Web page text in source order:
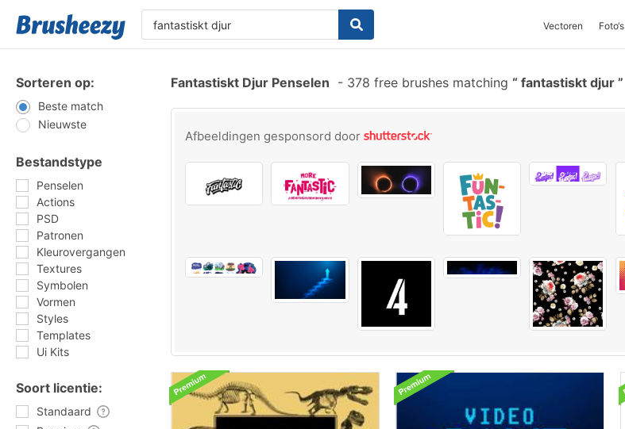
Vectoren Foto‘s
Sorteren op:
Beste match
Nieuwste
Bestandstype
Penselen
Actions
PSD
Patronen
Kleurovergangen
Textures
Symbolen
Vormen
Styles
Templates
Ui Kits
Soort licentie:
Standaard
Fantastiskt Djur Penselen - 378 free brushes matching fantastiskt djur
Afbeeldingen gesponsord door